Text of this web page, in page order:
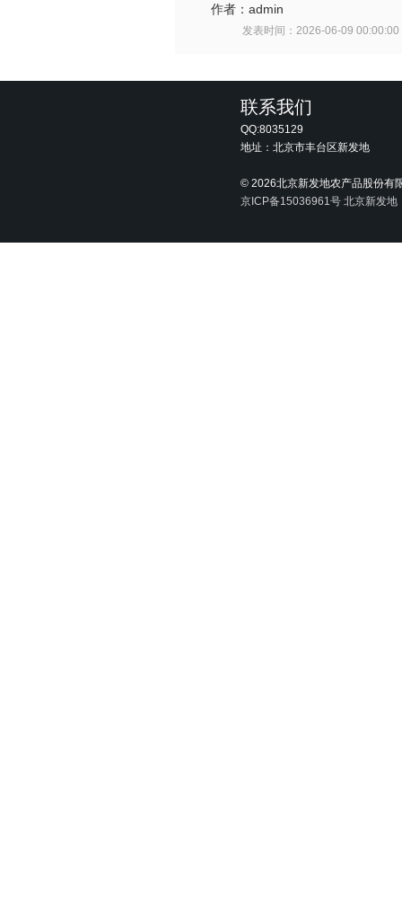
作者： admin
发表时间： 2026-06-09 00:00:00
联系我们
QQ:8035129
地址：北京市丰台区新发地
© 2026北京新发地农产品股份有
京ICP备15036961号 北京新发地